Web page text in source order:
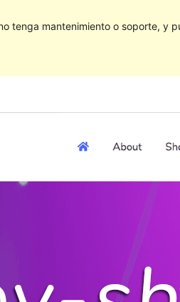
tenga mantenimiento o soporte, y